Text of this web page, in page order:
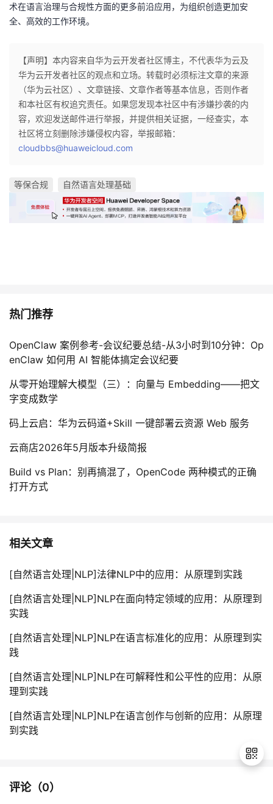
术在语言治理与合规性方面的更多前沿应用，为组织创造更加安
全、高效的工作环境。
【声明】本内容来自华为云开发者社区博主，不代表华为云及
华为云开发者社区的观点和立场。转载时必须标注文章的来源
（华为云社区）、文章链接、文章作者等基本信息，否则作者
和本社区有权追究责任。如果您发现本社区中有涉嫌抄袭的内
容，欢迎发送邮件进行举报，并提供相关证据，一经查实，本
社区将立刻删除涉嫌侵权内容，举报邮箱：
cloudbbs@huaweicloud.com
等保合规 自然语言处理基础
热门推荐
OpenClaw 案例参考-会议纪要总结-从3小时到10分钟：Op
enClaw 如何用 AI 智能体搞定会议纪要
从零开始理解大模型（三）：向量与 Embedding——把文
字变成数学
码上云启：华为云码道+Skill 一键部署云资源 Web 服务
云商店2026年5月版本升级简报
Build vs Plan：别再搞混了，OpenCode 两种模式的正确
打开方式
相关文章
[自然语言处理|NLP]法律NLP中的应用：从原理到实践
[自然语言处理|NLP]NLP在面向特定领域的应用：从原理到
实践
[自然语言处理|NLP]NLP在语言标准化的应用：从原理到实
践
[自然语言处理|NLP]NLP在可解释性和公平性的应用：从原
理到实践
[自然语言处理|NLP]NLP在语言创作与创新的应用：从原理
到实践
评论（0）